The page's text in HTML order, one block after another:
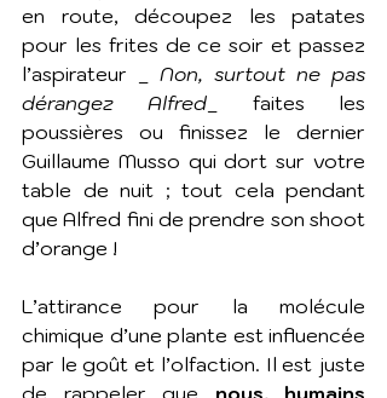
en route, découpez les patates
pour les frites de ce soir et passez
l’aspirateur _ Non, surtout ne pas
dérangez Alfred _ faites les
poussières ou finissez le dernier
Guillaume Musso qui dort sur votre
table de nuit ; tout cela pendant
que Alfred fini de prendre son shoot
d’orange !
L’attirance pour la molécule
chimique d’une plante est influencée
par le goût et l’olfaction. Il est juste
de rappeler que nous, humains